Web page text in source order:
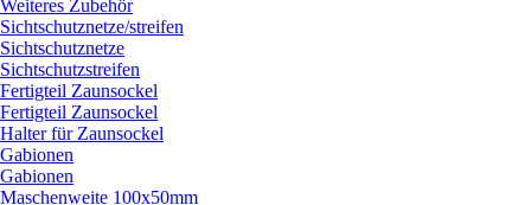
Weiteres Zubehör
Sichtschutznetze/streifen
Sichtschutznetze
Sichtschutzstreifen
Fertigteil Zaunsockel
Fertigteil Zaunsockel
Halter für Zaunsockel
Gabionen
Gabionen
Maschenweite 100x50mm